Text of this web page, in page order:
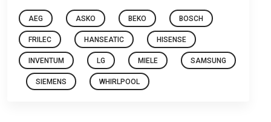
AEG ASKO BEKO BOSCH
FRILEC HANSEATIC HISENSE
INVENTUM LG MIELE SAMSUNG
SIEMENS WHIRLPOOL